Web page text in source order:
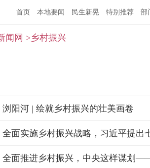
首页 本地要闻 民生新晃 特别推荐 部
闻网 >乡村振兴
浏阳河 | 绘就乡村振兴的壮美画卷
全面实施乡村振兴战略，习近平提出